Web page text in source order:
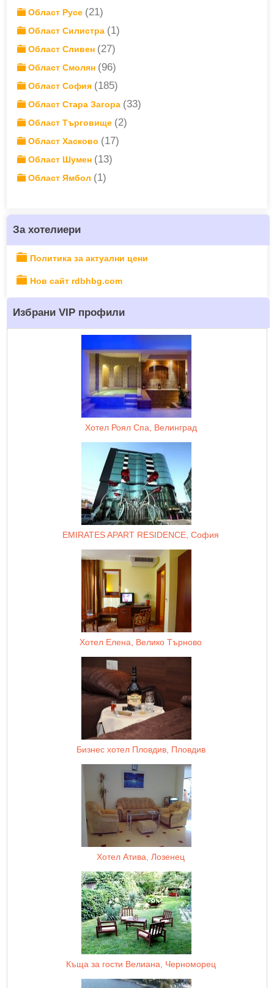
Област Русе (21)
Област Силистра (1)
Област Сливен (27)
Област Смолян (96)
Област София (185)
Област Стара Загора (33)
Област Търговище (2)
Област Хасково (17)
Област Шумен (13)
Област Ямбол (1)
За хотелиери
Политика за актуални цени
Нов сайт rdbhbg.com
Избрани VIP профили
Хотел Роял Спа, Велинград
EMIRATES APART RESIDENCE, София
Хотел Елена, Велико Търново
Бизнес хотел Пловдив, Пловдив
Хотел Атива, Лозенец
Къща за гости Велиана, Черноморец